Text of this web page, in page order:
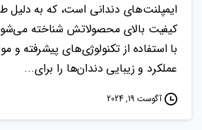
ایمپلنت‌های دندانی است، که به دلیل
کیفیت بالای محصولاتش شناخته
با استفاده از تکنولوژی‌های پیشرفته و
عملکرد و زیبایی دندان‌ها را برای...
آگوست 19, 2024